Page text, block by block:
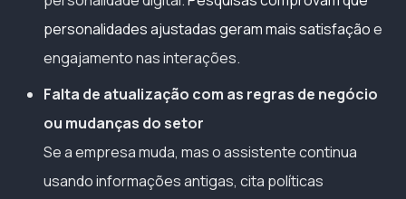
personalidades ajustadas geram mais satisfaçãoe
engajamento nas interações.
Falta de atualização com as regras de negócio
ou mudanças do setor
Se a empresa muda, mas o assistente continua
usando informações antigas, cita políticas